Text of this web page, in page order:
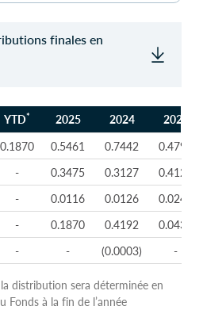
finales en
YTD* 2025 2024
2023
YTD* 2025 2024 2023
0.1870 0.5461 0.7442
0.4795
- 0.3475 0.3127
0.4121
- 0.0116 0.0126
0.0243
- 0.1870 0.4192
0.0432
- - (0.0003) -
distribution sera déterminée en
à la fin de l’année